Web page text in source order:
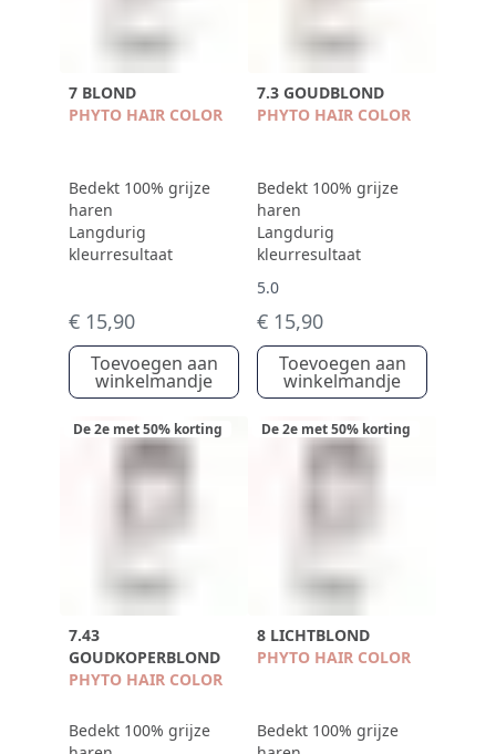
7 BLOND
PHYTO HAIR COLOR
Bedekt 100% grijze
haren
Langdurig
kleurresultaat
€ 15,90
Toevoegen aan
winkelmandje
7.3 GOUDBLOND
PHYTO HAIR COLOR
Bedekt 100% grijze
haren
Langdurig
kleurresultaat
5.0
€ 15,90
Toevoegen aan
winkelmandje
De 2e met 50% korting
7.43
GOUDKOPERBLOND
PHYTO HAIR COLOR
Bedekt 100% grijze
De 2e met 50% korting
8 LICHTBLOND
PHYTO HAIR COLOR
Bedekt 100% grijze